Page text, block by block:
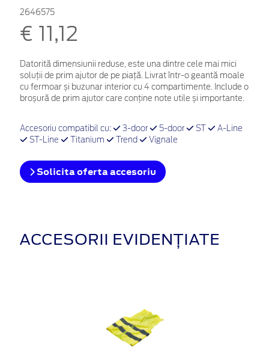
2646575
€ 11,12
Datorită dimensiunii reduse, este una dintre cele mai mici
soluții de prim ajutor de pe piață. Livrat într-o geantă moale
cu fermoar și buzunar interior cu 4 compartimente. Include o
broșură de prim ajutor care conține note utile și importante.
Accesoriu compatibil cu: 3-door 5-door ST
A-Line
ST-Line
Titanium Trend Vignale
Solicita oferta accesoriu
ACCESORII EVIDENȚIATE